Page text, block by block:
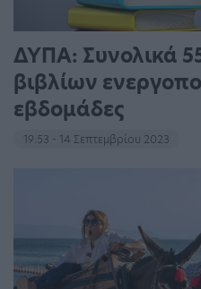
ΔΥΠΑ: Συνολικά
βιβλίων
εβδομάδες
19:53 - 14 Σεπτεμβρίου 2023